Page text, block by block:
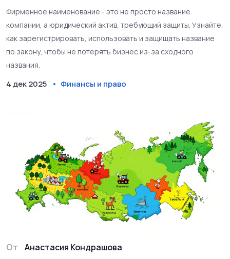
Фирменное наименование - это не просто название
компании, а юридический актив, требующий защиты. Узнайте,
как зарегистрировать, использовать и защищать название
по закону, чтобы не потерять бизнес из-за сходного
названия.
4 дек 2025 Финансы и право
От Анастасия Кондрашова